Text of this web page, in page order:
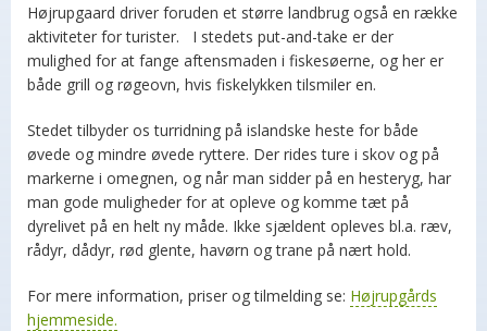
Højrupgaard driver foruden et større landbrug også en række
aktiviteter for turister. I stedets put-and-take er der
mulighed for at fange aftensmaden i fiskesøerne, og her er
både grill og røgeovn, hvis fiskelykken tilsmiler en.
Stedet tilbyder os turridning på islandske heste for både
øvede og mindre øvede ryttere. Der rides ture i skov og på
markerne i omegnen, og når man sidder på en hesteryg, har
man gode muligheder for at opleve og komme tæt på
dyrelivet på en helt ny måde. Ikke sjældent opleves bl.a. ræv,
rådyr, dådyr, rød glente, havørn og trane på nært hold.
For mere information, priser og tilmelding se: Højrupgårds
hjemmeside.